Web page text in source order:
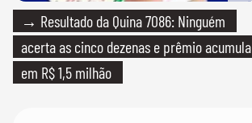
→ Resultado da Quina 7086: Ninguém
acerta as cinco dezenas e prêmio acumula
em R$ 1,5 milhão